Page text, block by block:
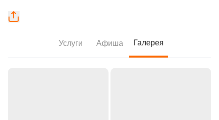
Услуги Афиша Галерея